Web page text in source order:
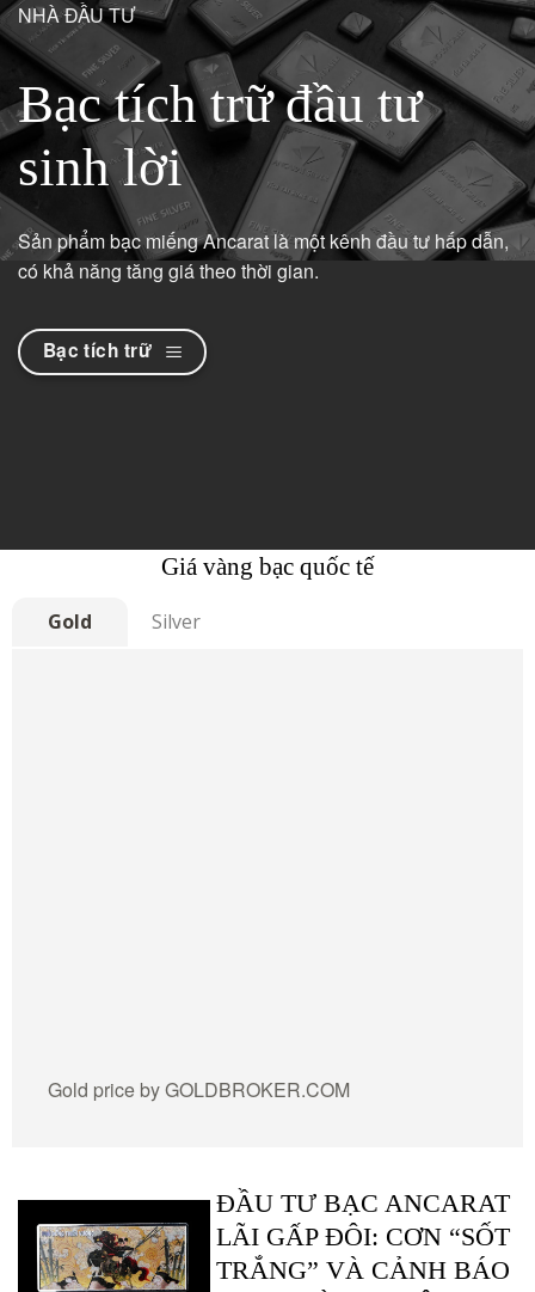
NHÀ ĐẦU TƯ
Bạc tích trữ đầu tư
sinh lời
Sản phẩm bạc miếng Ancarat là một kênh đầu tư hấp dẫn,
có khả năng tăng giá theo thời gian.
Bạc tích trữ
Giá vàng bạc quốc tế
Gold Silver
Gold price byGOLDBROKER.COM
ĐẦU TƯ BẠC ANCARAT
LÃI GẤP ĐÔI: CƠN “SỐT
TRẮNG” VÀ CẢNH BÁO